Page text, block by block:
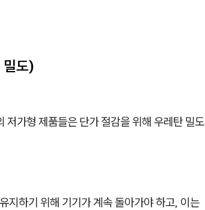
도)
저가형 제품들은 단가 절감을 위해 우레탄 밀도
지하기 위해 기기가 계속 돌아가야 하고, 이는